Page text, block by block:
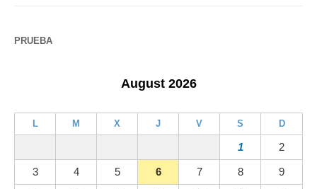
PRUEBA
August 2026
L M X J V S D
1 2
3 4 5 6 7 8 9